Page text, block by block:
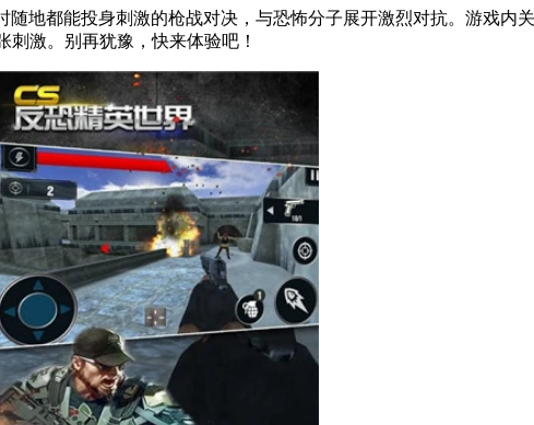
随地都能投身刺激的枪战对决，与恐怖分子展开激烈对抗。游戏内
激。别再犹豫，快来体验吧！